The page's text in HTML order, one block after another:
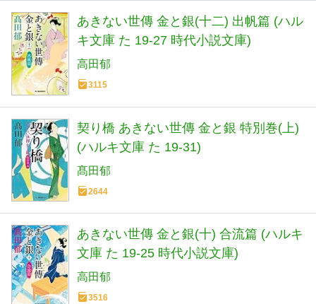
あきない世傳 金と銀(十二) 出帆篇 (ハル
キ文庫 た 19-27 時代小説文庫)
高田郁
3115
契り橋 あきない世傳 金と銀 特別巻(上)
(ハルキ文庫 た 19-31)
髙田郁
2644
あきない世傳 金と銀(十) 合流篇 (ハルキ
文庫 た 19-25 時代小説文庫)
高田郁
3516